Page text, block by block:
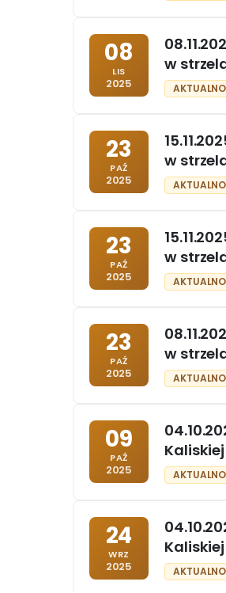
08
LIS
2025
w
23
PAŹ
2025
w
23
PAŹ
2025
w
23
PAŹ
2025
w
09
PAŹ
2025
24
WRZ
2025